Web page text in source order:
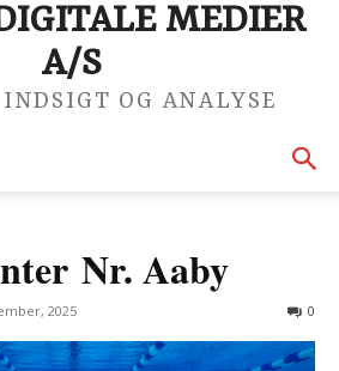
MEDIER
A/S
OG ANALYSE
Nr. Aaby
2025 0